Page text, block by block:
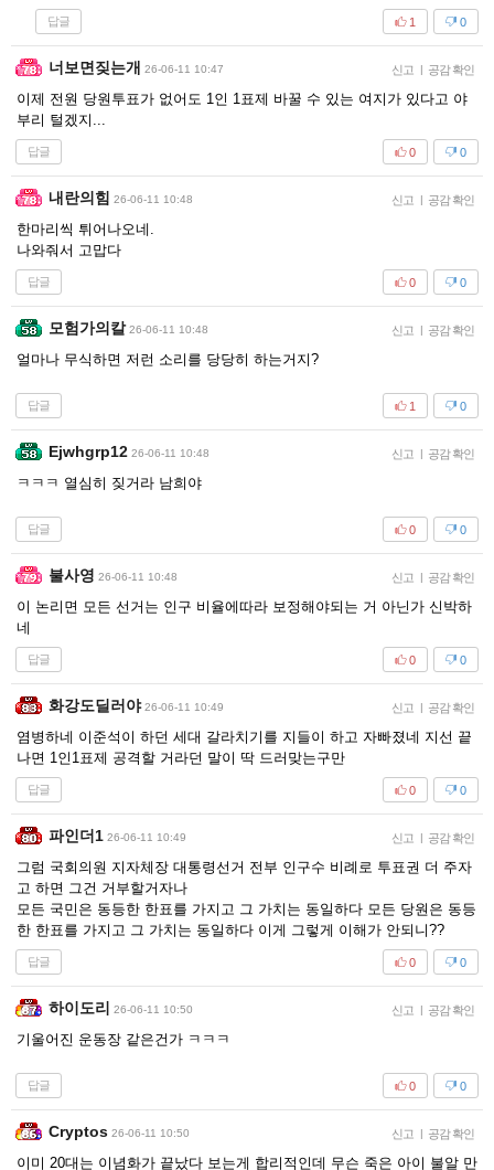
답글 0
1
너보면짖는개 26-06-11 10:47 신고 | 공감 확인
이제 전원 당원투표가 없어도 1인 1표제 바꿀 수 있는 여지가 있다고 야
부리 털겠지...
답글 0
0
내란의힘 26-06-11 10:48 신고 | 공감 확인
한마리씩 튀어나오네.
나와줘서 고맙다
답글 0
0
모험가의칼 26-06-11 10:48 신고 | 공감 확인
얼마나 무식하면 저런 소리를 당당히 하는거지?
답글 0
1
Ejwhgrp12 26-06-11 10:48 신고 | 공감 확인
ㅋㅋㅋ 열심히 짖거라 남희야
답글 0
0
불사영 26-06-11 10:48 신고 | 공감 확인
이 논리면 모든 선거는 인구 비율에따라 보정해야되는 거 아닌가 신박하
네
답글 0
0
화강도딜러야 26-06-11 10:49 신고 | 공감 확인
염병하네 이준석이 하던 세대 갈라치기를 지들이 하고 자빠졌네 지선 끝
나면 1인1표제 공격할 거라던 말이 딱 드러맞는구만
답글 0
0
파인더1 26-06-11 10:49 신고 | 공감 확인
그럼 국회의원 지자체장 대통령선거 전부 인구수 비례로 투표권 더 주자
고 하면 그건 거부할거자나
모든 국민은 동등한 한표를 가지고 그 가치는 동일하다 모든 당원은 동등
한 한표를 가지고 그 가치는 동일하다 이게 그렇게 이해가 안되니??
답글 0
0
하이도리 26-06-11 10:50 신고 | 공감 확인
기울어진 운동장 같은건가 ㅋㅋㅋ
답글 0
0
Cryptos 26-06-11 10:50 신고 | 공감 확인
이미 20대는 이념화가 끝났다 보는게 합리적인데 무슨 죽은 아이 불알 만